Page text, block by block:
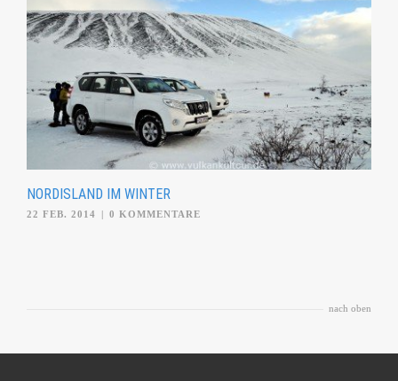
NORDISLAND IM WINTER
22 FEB. 2014 | 0 KOMMENTARE
nach oben